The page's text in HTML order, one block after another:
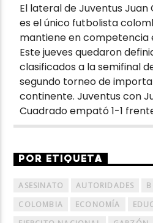
El lateral de Juventus
es el único futbolista
mantiene en competencia
Este jueves quedaron
clasificados a la semifinal
segundo torneo de
continente. Juventus con
Cuadrado empató 1-1
POR ETIQUETA
ASESINATO AUTORIDADES
COLOMBIA
ECONOMÍA